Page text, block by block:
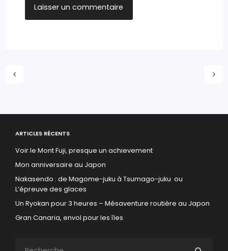
ARTICLES RÉCENTS
Voir le Mont Fuji, presque un achievement
Mon anniversaire au Japon
Nakasendo : de Magome-juku à Tsumago-juku ou
L’épreuve des glaces
Un Ryokan pour 3 heures – Mésaventure routière au Japon
Gran Canaria, envol pour les îles